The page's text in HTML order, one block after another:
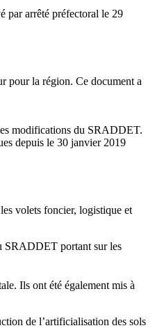
par arrêté préfectoral le 29
pour la région. Ce document a
modifications du SRADDET.
depuis le 30 janvier 2019
volets foncier, logistique et
SRADDET portant sur les
Ils ont été également mis à
de l’artificialisation des sols